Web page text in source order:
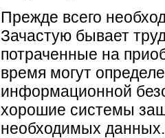
Прежде всего
Зачастую бывает
потраченные на
время могут
информационной
хорошие системы
необходимых данных.